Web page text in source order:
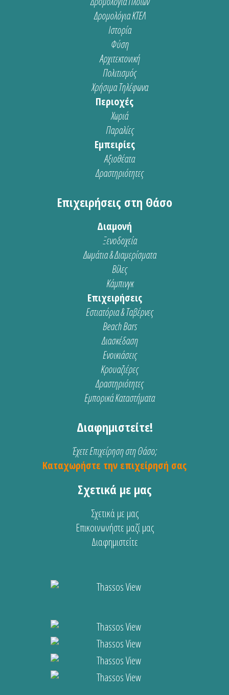
Δρομολόγια ΚΤΕΛ
Ιστορία
Φύση
Αρχιτεκτονική
Πολιτισμός
Χρήσιμα Τηλέφωνα
Περιοχές
Χωριά
Παραλίες
Εμπειρίες
Αξιοθέατα
Δραστηριότητες
Επιχειρήσεις στη Θάσο
Διαμονή
Ξενοδοχεία
Δωμάτια & Διαμερίσματα
Βίλες
Κάμπινγκ
Επιχειρήσεις
Εστιατόρια & Ταβέρνες
Beach Bars
Διασκέδαση
Ενοικιάσεις
Κρουαζιέρες
Δραστηριότητες
Εμπορικά Καταστήματα
Διαφημιστείτε!
Έχετε Επιχείρηση στη Θάσο;
Καταχωρήστε την επιχείρησή σας
Σχετικά με μας
Σχετικά με μας
Επικοινωνήστε μαζί μας
Διαφημιστείτε